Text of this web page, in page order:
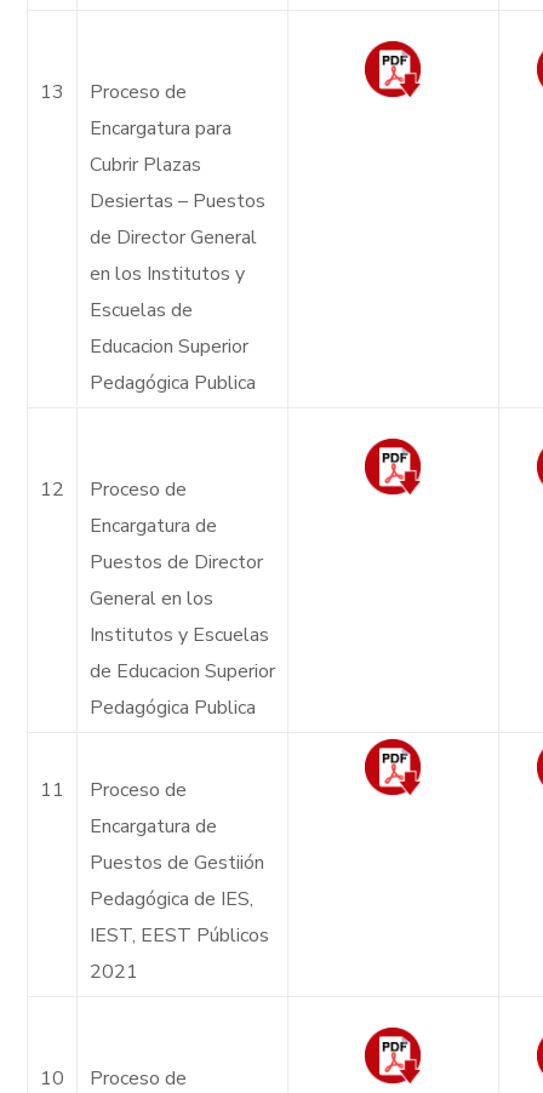
13
Proceso de
Encargatura para
Cubrir Plazas
Desiertas – Puestos
de Director General
en los Institutos y
Escuelas de
Educacion Superior
Pedagógica Publica
12
Proceso de
Encargatura de
Puestos de Director
General en los
Institutos y Escuelas
de Educacion Superior
Pedagógica Publica
11
Proceso de
Encargatura de
Puestos de Gestiión
Pedagógica de IES,
IEST, EEST Públicos
2021
10
Proceso de